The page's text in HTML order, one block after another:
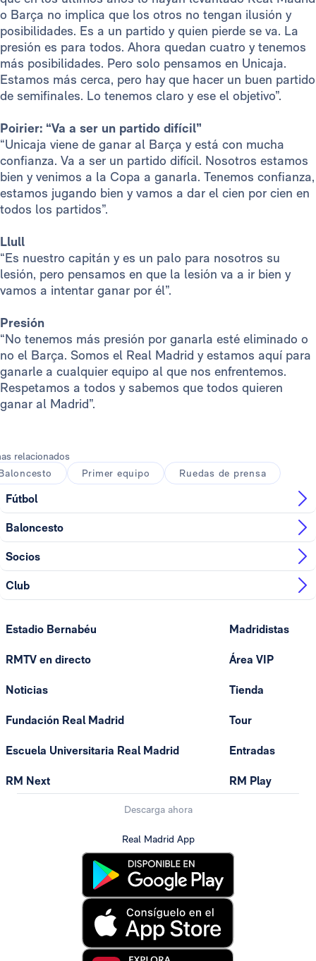
o Barça no implica que los otros no tengan ilusión y
posibilidades. Es a un partido y quien pierde se va. La
presión es para todos. Ahora quedan cuatro y tenemos
más posibilidades. Pero solo pensamos en Unicaja.
Estamos más cerca, pero hay que hacer un buen partido
de semifinales. Lo tenemos claro y ese el objetivo”.
Poirier: “Va a ser un partido difícil”
“Unicaja viene de ganar al Barça y está con mucha
confianza. Va a ser un partido difícil. Nosotros estamos
bien y venimos a la Copa a ganarla. Tenemos confianza,
estamos jugando bien y vamos a dar el cien por cien en
todos los partidos”.
Llull
“Es nuestro capitán y es un palo para nosotros su
lesión, pero pensamos en que la lesión va a ir bien y
vamos a intentar ganar por él”.
Presión
“No tenemos más presión por ganarla esté eliminado o
no el Barça. Somos el Real Madrid y estamos aquí para
ganarle a cualquier equipo al que nos enfrentemos.
Respetamos a todos y sabemos que todos quieren
ganar al Madrid”.
relacionados
Primer equipo Ruedas de prensa
Fútbol
Baloncesto
Socios
Club
Estadio Bernabéu
RMTV en directo
Noticias
Fundación Real Madrid
Escuela Universitaria Real Madrid
RM Next
Madridistas
Área VIP
Tienda
Tour
Entradas
RM Play
Descarga ahora
Real Madrid App